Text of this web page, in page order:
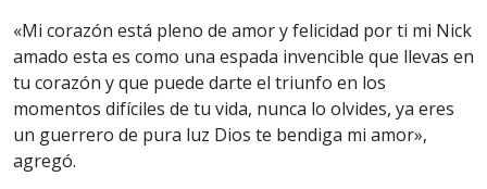
«Mi corazón está pleno de amor y felicidad por ti mi Nick
amado esta es como una espada invencible que llevas en
tu corazón y que puede darte el triunfo en los
momentos difíciles de tu vida, nunca lo olvides, ya eres
un guerrero de pura luz Dios te bendiga mi amor»,
agregó.